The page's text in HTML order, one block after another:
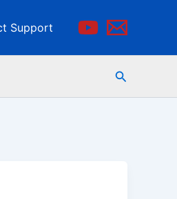
Support
Search